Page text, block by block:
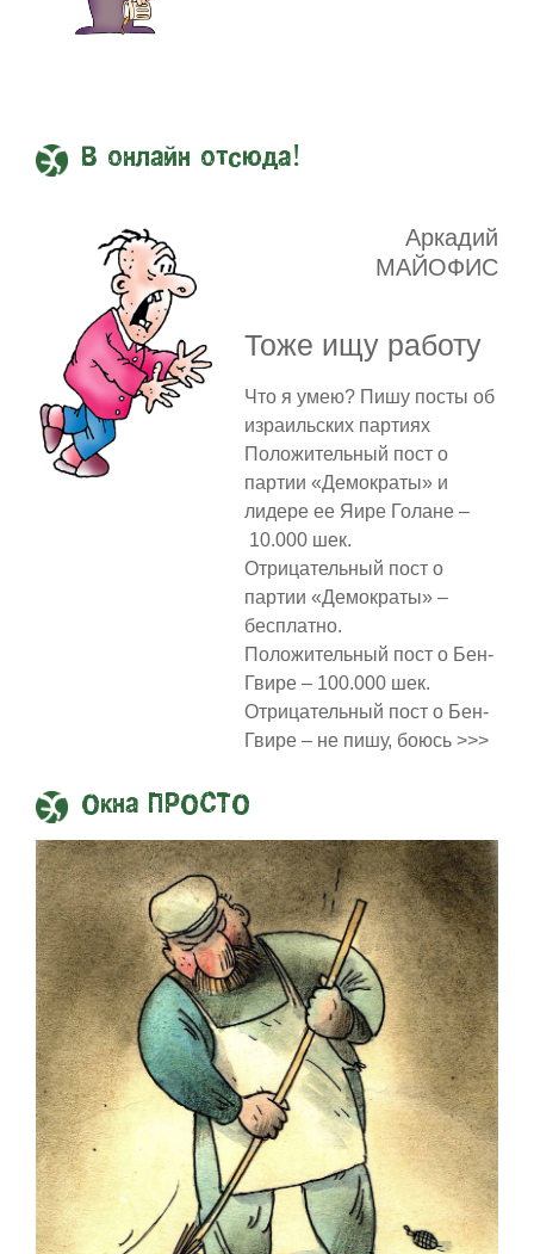
В онлайн отсюда!
Аркадий
МАЙОФИС
Тоже ищу работу
Что я умею? Пишу посты об
израильских партиях
Положительный пост о
партии «Демократы» и
лидере ее Яире Голане –
10.000 шек.
Отрицательный пост о
партии «Демократы» –
бесплатно.
Положительный пост о Бен-
Гвире – 100.000 шек.
Отрицательный пост о Бен-
Гвире – не пишу, боюсь >>>
Окна ПРОСТО